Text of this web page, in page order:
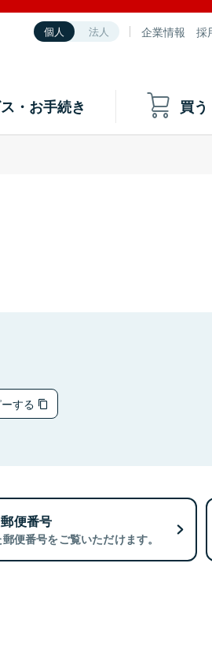
個人 法人 企業情報 採
・お手続き 買う
する
便番号
便番号をご覧いただけます。